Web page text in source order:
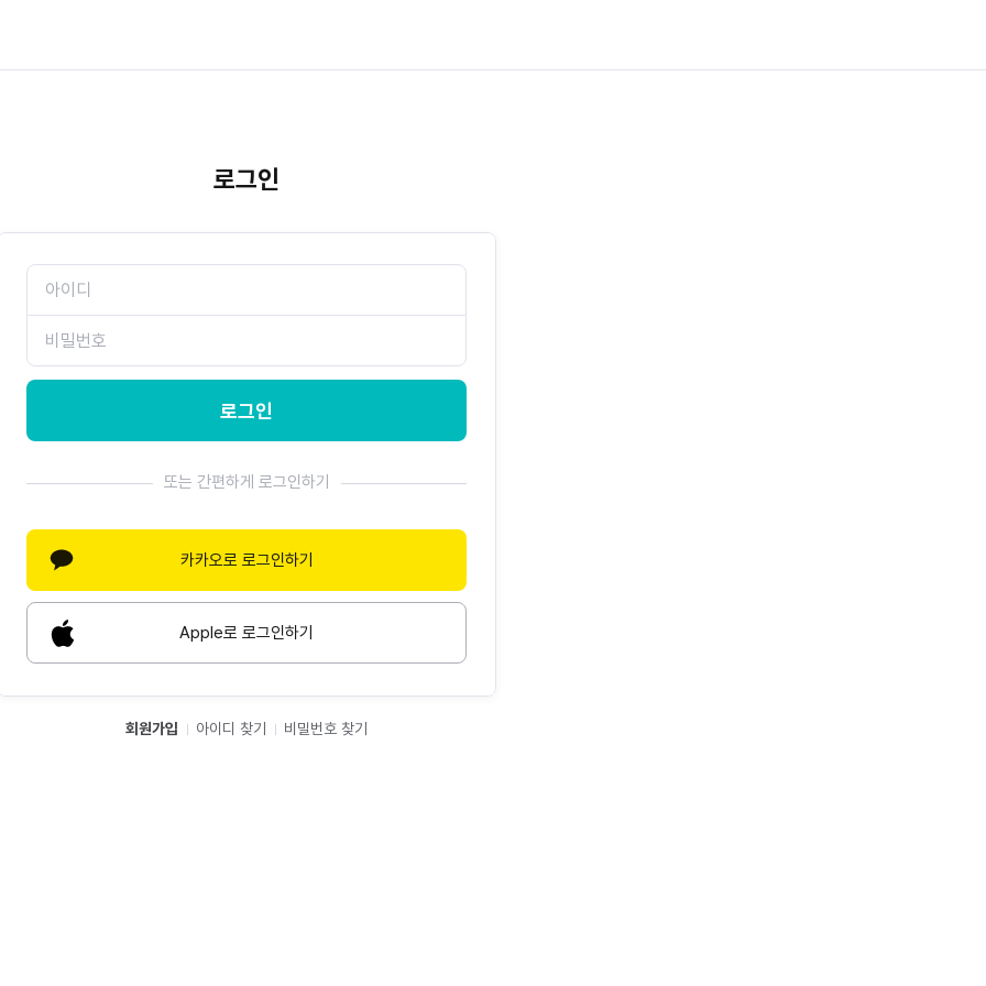
로그인
로그인
또는 간편하게 로그인하기
카카오로 로그인하기
Apple로 로그인하기
회원가입 아이디 찾기 비밀번호 찾기